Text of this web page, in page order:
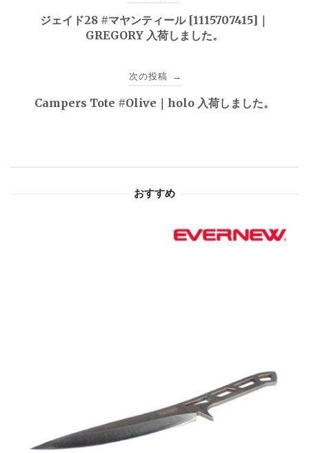
ジェイド28 #マヤンティール [1115707415]｜
GREGORY 入荷しました。
次の投稿 →
Campers Tote #Olive｜holo 入荷しました。
おすすめ